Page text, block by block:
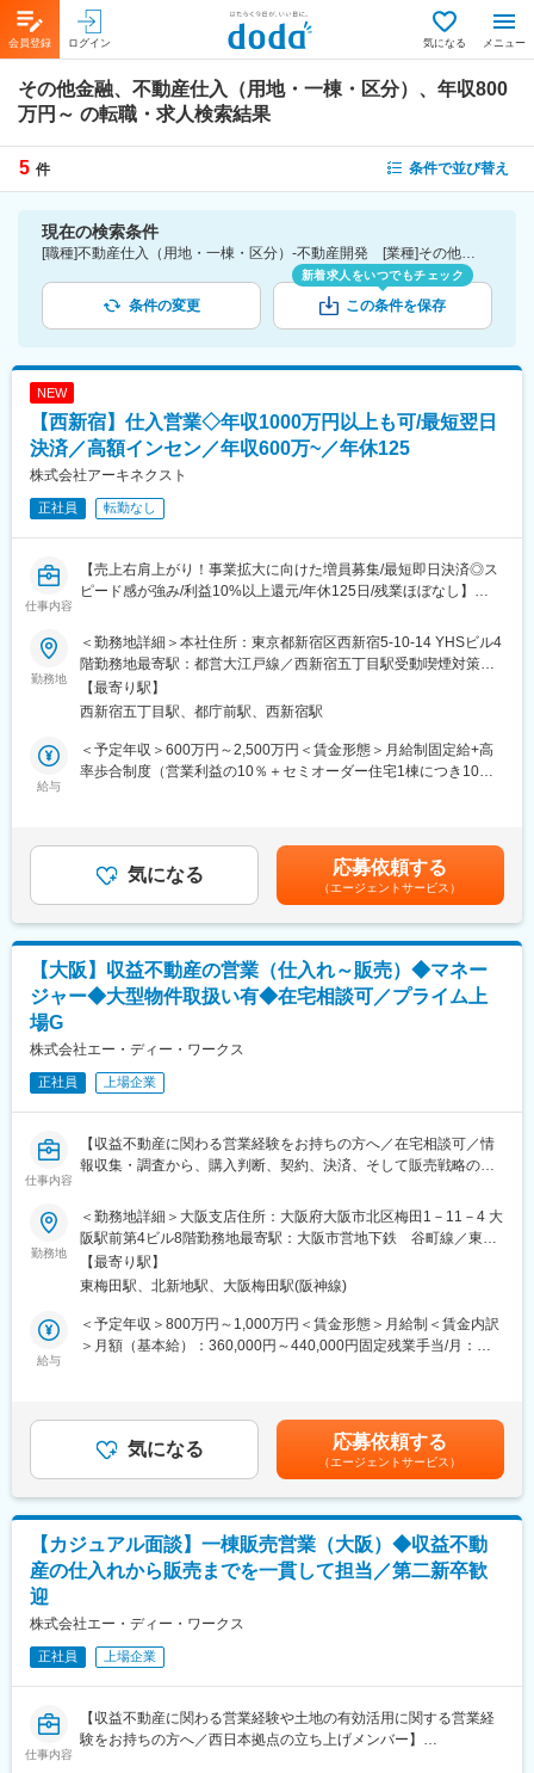
会員登録 ログイン 気になる メニュー
その他金融、不動産仕入（用地・一棟・区分）、年収800
万円～ の転職・求人検索結果
5 件 条件で並び替え
現在の検索条件
[職種]不動産仕入（用地・一棟・区分）-不動産開発 [業種]その他金融-金融業界 [年収]800万円～
条件の変更
新着求人をいつでもチェック
この条件を保存
NEW
【西新宿】仕入営業◇年収1000万円以上も可/最短翌日
決済／高額インセン／年収600万~／年休125
株式会社アーキネクスト
正社員 転勤なし
仕事内容
【売上右肩上がり！事業拡大に向けた増員募集/最短即日決済◎ス
ピード感が強み/利益10%以上還元/年休125日/残業ほぼなし】
■業務概要：
東京23区内にて、戸建住宅用地の仕入れを行っていただきます。
■具体的には：
下記の流れで業務を進めていきます。
（1）不動産業者へ訪問し、土地の情報収集
（2）現地調査、適正価格の調査
※セミオーダー住宅の販売契約となった場合、提携工務店のショー
ルームで間取りやカラーセレクト、設備に関する打ち合わせを設
■業務の特徴：
・当社では15～20坪、物件販売価格5000万円台～9000万円台の
一戸建て住宅用の用地仕入れをメインに、東京都で一番需要の大
・当社の特徴として、お客様が建売住宅と同価格帯で購入できる
務店と連携して行うお客様との打ち合わせ業務が発生しますが、
■やりがい：
最短即日決済で、他社に先駆け良い土地を仕入れられるため、利
益に結び付いています。少数精鋭だからこその業務の進めやすさ
を感じていただけます。
・これまで以上のスキルアップが目指せる
の入社でも何倍も成長できたという社員が多数。
長年第一線で活躍している、かつ大手企業での研修等も行う豊富
「仕事以外も充実させてほしい」という代表の思いのもと、労働
時間や休日の制度が整えられており、社員のほとんどが定時で帰
また就業環境が改善されプライベートも充実させられるようにな
ったという社員からの声も多く受けています。
■組織構成
・代表とも距離が近く、他メンバーとも密接に協力関係の構築が
・従業員5名
変更の範囲：会社の定める業務
勤務地
＜勤務地詳細＞本社住所：東京都新宿区西新宿5-10-14 YHSビル4
階勤務地最寄駅：都営大江戸線／西新宿五丁目駅受動喫煙対策：
屋内喫煙可能場所あり変更の範囲：無
【最寄り駅】
西新宿五丁目駅、都庁前駅、西新宿駅
給与
＜予定年収＞600万円～2,500万円＜賃金形態＞月給制固定給+高
率歩合制度（営業利益の10％＋セミオーダー住宅1棟につき10万
有無＞有＜残業手当＞有＜給与補足＞※給与詳細は経験、能力を考
慮の上決定します。・固定給+歩合給・昇給／昇格あり・歩合給：
利益に対して10％■モデルケース年収860万円：月給30万円×12か
月＋インセンティブ→入社初年度営業利益目標達成時から算出賃
金はあくまでも目安の金額であり、選考を通じて上下する可能性
があります。月給(月額)は固定手当を含めた表記です。
気になる 応募依頼する
（エージェントサービス）
【大阪】収益不動産の営業（仕入れ～販売）◆マネー
ジャー◆大型物件取扱い有◆在宅相談可／プライム上
場G
株式会社エー・ディー・ワークス
正社員 上場企業
仕事内容
【収益不動産に関わる営業経験をお持ちの方へ／在宅相談可／情
報収集・調査から、購入判断、契約、決済、そして販売戦略の実
◆主な業務
オフィスビル、賃貸マンション、ホテル、開発用地など、幅広い
収益不動産の仕入れから販売までを一貫してご担当いただくポジ
ションです。
取り扱う物件は、1棟5億～50億円規模が中心となります。
これまでのご経験を活かしながら、関西エリアを中心に、優良な
＜物件情報収集＞
・不動産仲介会社、信託銀行、機関投資家などと継続的にコンタ
クトを取り、信頼関係を築きながら優良な物件情報を入手
＜調査・判断＞
・入手した物件情報について、立地・利回り・市場動向などの条
件を調査
販売の両面で入れ前の物件についての戦略検討
＜仕入＞
＜物件販売営業活動＞
・既存の不動産仲介会社や銀行・機関投資家と密にコンタクトを
勤務地
＜勤務地詳細＞大阪支店住所：大阪府大阪市北区梅田1－11－4 大
阪駅前第4ビル8階勤務地最寄駅：大阪市営地下鉄 谷町線／東梅
田駅受動喫煙対策：屋内全面禁煙変更の範囲：会社の定める事業
所（リモートワーク含む）
【最寄り駅】
東梅田駅、北新地駅、大阪梅田駅(阪神線)
給与
＜予定年収＞800万円～1,000万円＜賃金形態＞月給制＜賃金内訳
＞月額（基本給）：360,000円～440,000円固定残業手当/月：
スキル、ご経験に応じて要相談・変動インセンティブ（賞与）：
年2回（2月・8月）・昇給：年1回（4月）賃金はあくまでも目安
の金額であり、選考を通じて上下する可能性があります。月給(月
額)は固定手当を含めた表記です。
気になる 応募依頼する
（エージェントサービス）
【カジュアル面談】一棟販売営業（大阪）◆収益不動
産の仕入れから販売までを一貫して担当／第二新卒歓
迎
株式会社エー・ディー・ワークス
正社員 上場企業
仕事内容
【収益不動産に関わる営業経験や土地の有効活用に関する営業経
験をお持ちの方へ／西日本拠点の立ち上げメンバー】